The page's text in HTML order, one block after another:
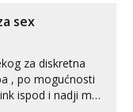
vidjeti na
😉 S vama sam vec 5 ...
sex
za diskretna
, po mogućnosti